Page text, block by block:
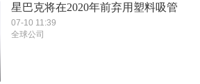
星巴克将在2020年前弃用塑料吸管
07-10 11:39
全球公司